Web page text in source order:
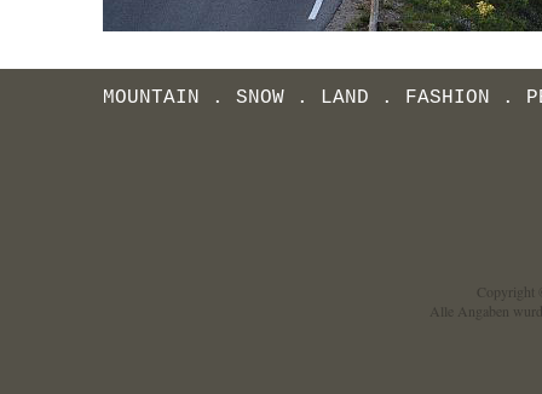
Copyright
Alle Angaben
MOUNTAIN . SNOW . LAND . FASHION .